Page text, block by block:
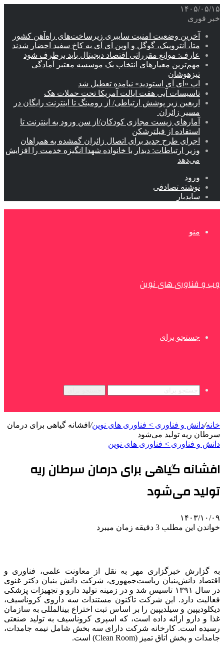
۱۴۰۵/۰۵/۱۵
خبر فوری
آخرین وضعیت امنیت سایبری زیرساخت‌های راه‌آهن کشور
متا، آنتروپیک، گوگل و اوپن ای آی به کاخ سفید احضار شدند
عارف: موانع مقرراتی اقتصاد دیجیتال باید برطرف شود
مهم‌ترین معیارهای انتخاب یک موسسه معتبر آمادگی
تیزهوشان
اپ «ای آی استودید» نیامده تعطیل شد
تاسیسات آبی هفت ایالت آمریکا تحت حملات هک
اربعین زیر پوشش ارتباطی/ از رومینگ تا اینترنت رایگان در
مسیر زائران
آمارهای زیست مجازی کودکان/از سن ورود به اینترنت تا
استفاده از فیلترشکن
اجرای طرح جدید برای اتصال زائران گمشده به همراهان
وزیر ارتباطات: دیدار با خانواده شهدا انگیزه خدمت را افزایش
می‌دهد
ورود
نوشته تصادفی
سایدبار
منو
وب و فناوری های نوین
جستجو برای
خانه/دانش و فناوری > فناوری های نوین/ افشانه گیاهی برای درمان
سرطان ریه تولید می‌شود
دانش و فناوری > فناوری های نوین
افشانه گیاهی برای درمان سرطان ریه
تولید می‌شود
۱۴۰۳/۱۰/۰۹
خواندن این مطلب 3 دقیقه زمان میبرد
به گزارش خبرگزاری مهر به نقل از معاونت علمی، فناوری و
اقتصاد دانش‌بنیان ریاست‌جمهوری، شرکت دانش بنیان دکتر غنوی
در سال ۱۳۹۱ تاسیس شد و در زمینه تولید دارو و تجهیزات پزشکی
فعالیت دارد. این شرکت تاکنون مستندات سه داروی کروناسیف،
دیکلودیپین و سیلدیپین را بر اساس ثبت اختراع بین‎المللی به سازمان
غذا و دارو ارائه داده است، که اسپری کروناسیف به تولید صنعتی
رسیده است. کارخانه شرکت دارای سه بخش شامل نیمه جامدات،
جامدات و بخش اتاق تمیز (Clean Room) است.